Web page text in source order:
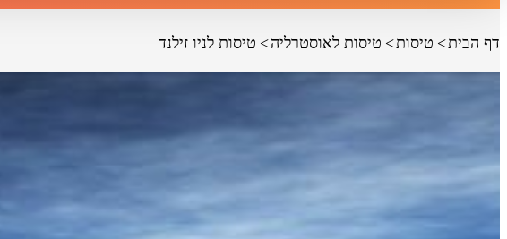
דף הבית טיסות טיסות לאוסטרליה טיסות לניו זילנד